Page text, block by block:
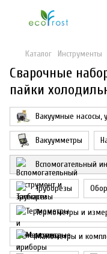
Каталог Инструменты
Сварочные
пайки
Вакуумные насосы,
Вакуумметры
Вспомогательный
Труборезы
Термометры и
Манометры и